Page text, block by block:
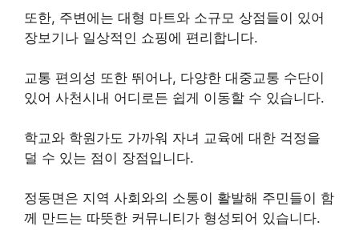
또한, 주변에는 대형 마트와 소규모 상점들이 있어
장보기나 일상적인 쇼핑에 편리합니다.
교통 편의성 또한 뛰어나, 다양한 대중교통 수단이
있어 사천시내 어디로든 쉽게 이동할 수 있습니다.
학교와 학원가도 가까워 자녀 교육에 대한 걱정을
덜 수 있는 점이 장점입니다.
정동면은 지역 사회와의 소통이 활발해 주민들이 함
께 만드는 따뜻한 커뮤니티가 형성되어 있습니다.